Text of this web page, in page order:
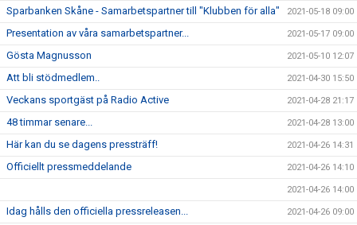
Sparbanken Skåne - Samarbetspartner till "Klubben för alla" 2021-05-18 09:00
Presentation av våra samarbetspartner... 2021-05-17 09:00
Gösta Magnusson 2021-05-10 12:07
Att bli stödmedlem.. 2021-04-30 15:50
Veckans sportgäst på Radio Active 2021-04-28 21:17
48 timmar senare... 2021-04-28 13:00
Här kan du se dagens pressträff! 2021-04-26 14:31
Officiellt pressmeddelande 2021-04-26 14:10
2021-04-26 14:00
Idag hålls den officiella pressreleasen... 2021-04-26 09:00